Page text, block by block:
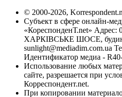
© 2000-2026,
Субъект в сфере онлайн-
«КореспонденТ.net» Адрес:
ХАРКІВСЬКЕ ШОСЕ,
sunlight@mediadim.com.ua
Идентификатор медиа -
Использование любых
сайте, разрешается при
Корреспондент.net.
При копировании